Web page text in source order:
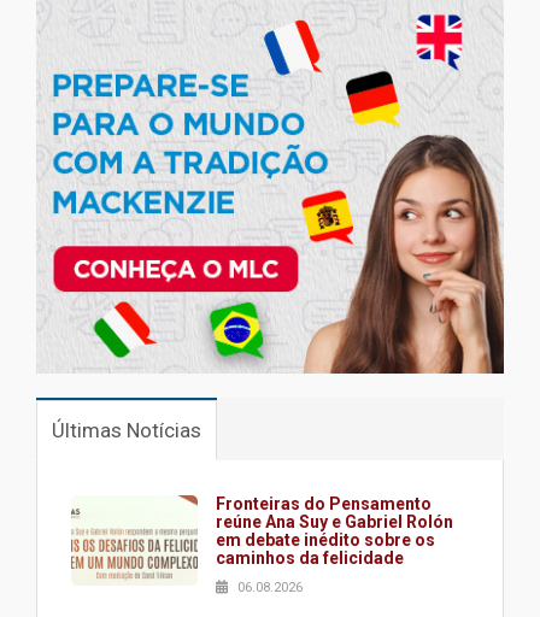
Últimas Notícias
Fronteiras do Pensamento
reúne Ana Suy e Gabriel Rolón
em debate inédito sobre os
caminhos da felicidade
06.08.2026